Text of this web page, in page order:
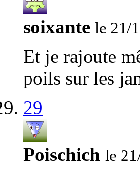
soixante le 21/
Et je rajoute
poils sur les
29
Poischich le